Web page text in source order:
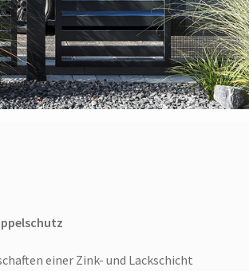
einer Zink- und Lackschicht